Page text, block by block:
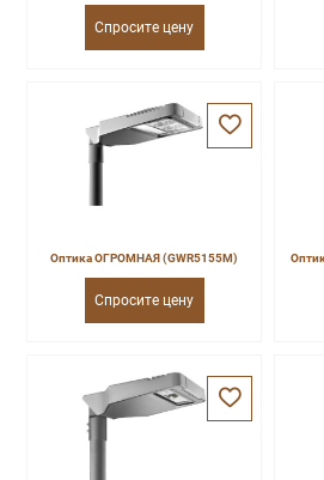
Спросите цену
Оптика ОГРОМНАЯ (GWR5155M)
Спросите цену